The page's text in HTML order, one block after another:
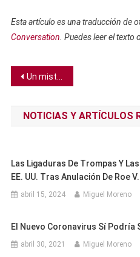
Esta artículo es una traducción de
Conversation . Puedes leer el
Navegación
de
entradas
Un misterioso asteroide del tamaño de un planeta enano acecha en nuestro sistema solar
NOTICIAS Y ARTÍCULOS
Las Ligaduras De Trompas Y
EE. UU. Tras Anulación De Roe
abril 15, 2024 Miguel Moreno
El Nuevo Coronavirus Sí Podría
abril 30, 2021 Miguel Moreno